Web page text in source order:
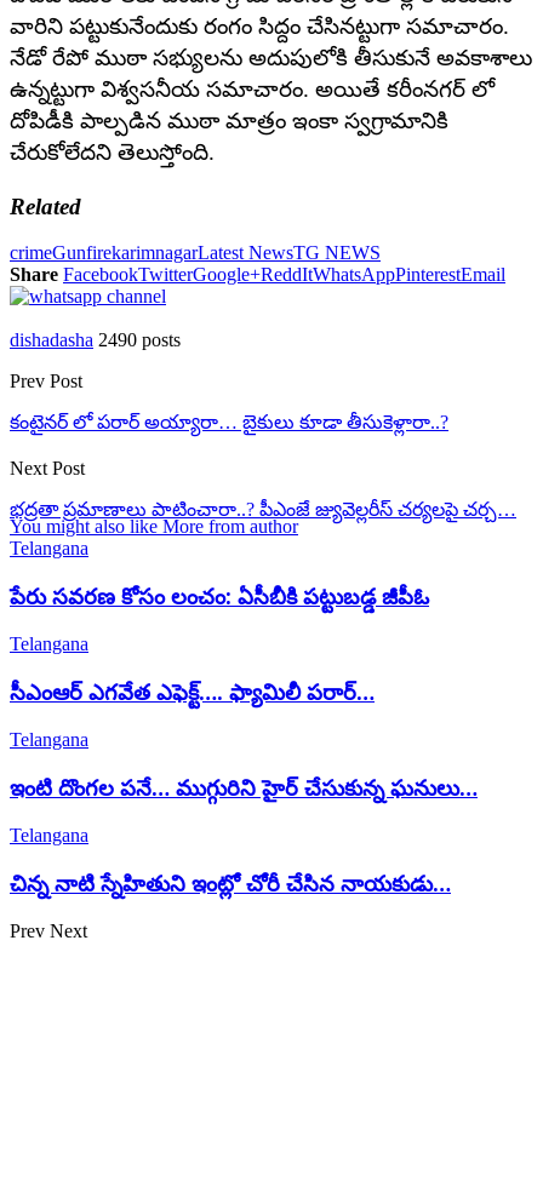
వారిని పట్టుకునేందుకు రంగం సిద్దం చేసినట్టుగా సమాచారం.
నేడో రేపో ముఠా సభ్యులను అదుపులోకి తీసుకునే అవకాశాలు
ఉన్నట్టుగా విశ్వసనీయ సమాచారం. అయితే కరీంనగర్ లో
దోపిడీకి పాల్పడిన ముఠా మాత్రం ఇంకా స్వగ్రామానికి
చేరుకోలేదని తెలుస్తోంది.
Related
crimeGunfirekarimnagarLatest NewsTG NEWS
Share FacebookTwitterGoogle+ReddItWhatsAppPinterestEmail
dishadasha 2490 posts
Prev Post
కంటైనర్ లో పరార్ అయ్యారా… బైకులు కూడా తీసుకెళ్లారా..?
Next Post
భద్రతా ప్రమాణాలు పాటించారా..? పీఎంజే జ్యువెల్లరీస్ చర్యలపై చర్చ…
You might also like More from author
Telangana
పేరు సవరణ కోసం లంచం: ఏసీబీకి పట్టుబడ్డ జీపీఓ
Telangana
సీఎంఆర్ ఎగవేత ఎఫెక్ట్…. ఫ్యామిలీ పరార్…
Telangana
ఇంటి దొంగల పనే… ముగ్గురిని హైర్ చేసుకున్న ఘనులు…
Telangana
చిన్న నాటి స్నేహితుని ఇంట్లో చోరీ చేసిన నాయకుడు…
Prev Next